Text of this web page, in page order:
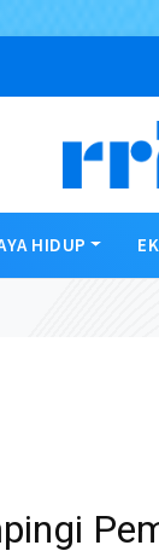
HIDUP